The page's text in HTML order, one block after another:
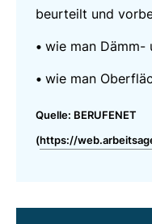
beurteilt und
• wie man Dämm-
• wie man
Quelle: BERUFENET
(https://